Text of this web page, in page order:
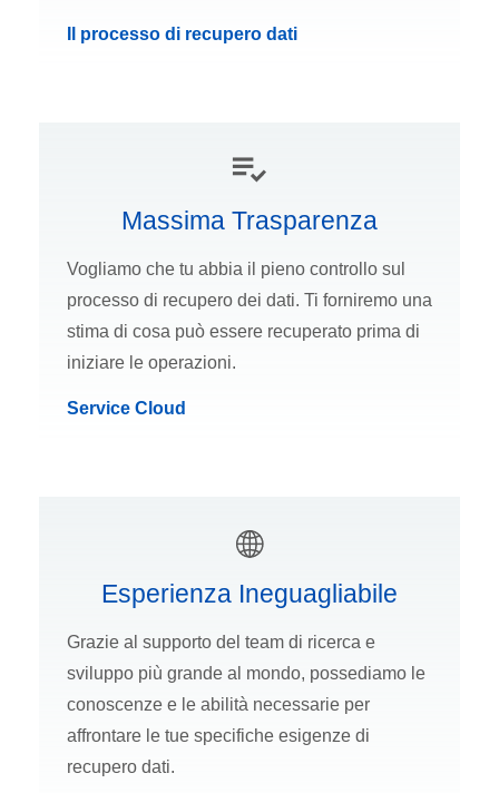
Il processo di recupero dati
Massima Trasparenza
Vogliamo che tu abbia il pieno controllo sul
processo di recupero dei dati. Ti forniremo una
stima di cosa può essere recuperato prima di
iniziare le operazioni.
Service Cloud
Esperienza Ineguagliabile
Grazie al supporto del team di ricerca e
sviluppo più grande al mondo, possediamo le
conoscenze e le abilità necessarie per
affrontare le tue specifiche esigenze di
recupero dati.